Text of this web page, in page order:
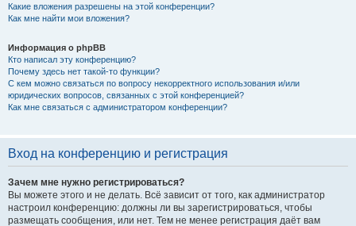
Какие вложения разрешены на этой конференции?
Как мне найти мои вложения?
Информация о phpBB
Кто написал эту конференцию?
Почему здесь нет такой-то функции?
С кем можно связаться по вопросу некорректного использования и/или
юридических вопросов, связанных с этой конференцией?
Как мне связаться с администратором конференции?
Вход на конференцию и регистрация
Зачем мне нужно регистрироваться?
Вы можете этого и не делать. Всё зависит от того, как администратор
настроил конференцию: должны ли вы зарегистрироваться, чтобы
размещать сообщения, или нет. Тем не менее регистрация даёт вам